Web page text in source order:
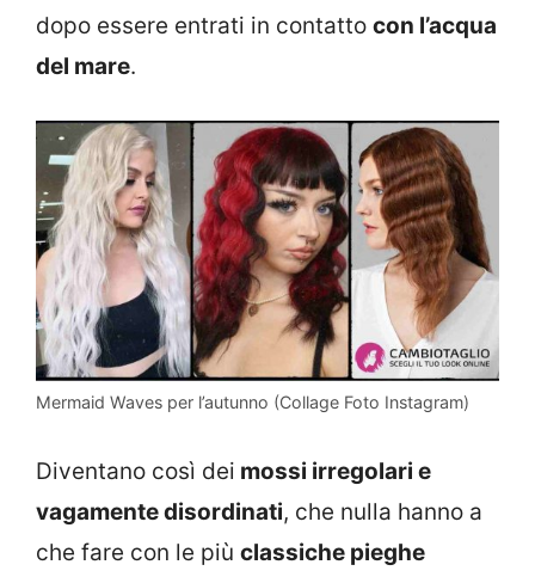
dopo essere entrati in contatto con l’acqua
del mare.
Mermaid Waves per l’autunno (Collage Foto Instagram)
Diventano così dei mossi irregolari e
vagamente disordinati, che nulla hanno a
che fare con le più classiche pieghe